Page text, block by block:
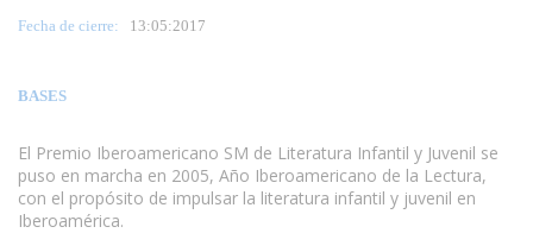
Fecha de cierre: 13:05:2017
BASES
El Premio Iberoamericano SM de Literatura Infantil y Juvenil se
puso en marcha en 2005, Año Iberoamericano de la Lectura,
con el propósito de impulsar la literatura infantil y juvenil en
Iberoamérica.